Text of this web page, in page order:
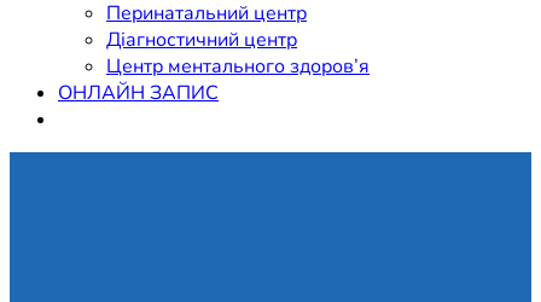
Перинатальний центр
Діагностичний центр
Центр ментального здоров’я
ОНЛАЙН ЗАПИС